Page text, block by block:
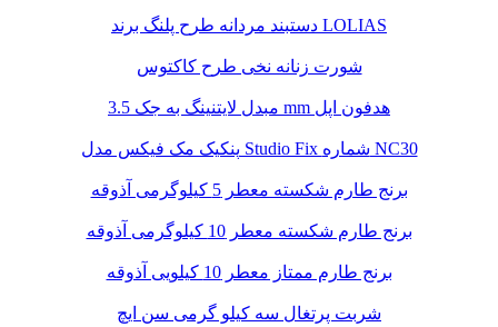
دستبند مردانه طرح پلنگ برند LOLIAS
شورت زنانه نخی طرح کاکتوس
مبدل لایتنینگ به جک 3.5 mm هدفون اپل
پنکیک مک فیکس مدل Studio Fix شماره NC30
برنج طارم شکسته معطر 5 کیلوگرمی آذوقه
برنج طارم شکسته معطر 10 کیلوگرمی آذوقه
برنج طارم ممتاز معطر 10 کیلویی آذوقه
شربت پرتغال سه کیلو گرمی سن ایچ